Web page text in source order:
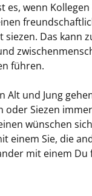
es, wenn
Das kann
führen.
Alt und Jung
oder Siezen
wünschen
einem Sie, die
mit einem Du